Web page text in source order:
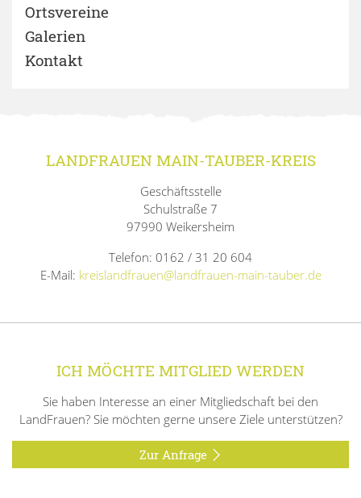
Ortsvereine
Galerien
Kontakt
LANDFRAUEN MAIN-TAUBER-KREIS
Geschäftsstelle
Schulstraße 7
97990 Weikersheim
Telefon: 0162 / 31 20 604
E-Mail: kreislandfrauen@landfrauen-main-tauber.de
ICH MÖCHTE MITGLIED WERDEN
Sie haben Interesse an einer Mitgliedschaft bei den
LandFrauen? Sie möchten gerne unsere Ziele unterstützen?
Zur Anfrage